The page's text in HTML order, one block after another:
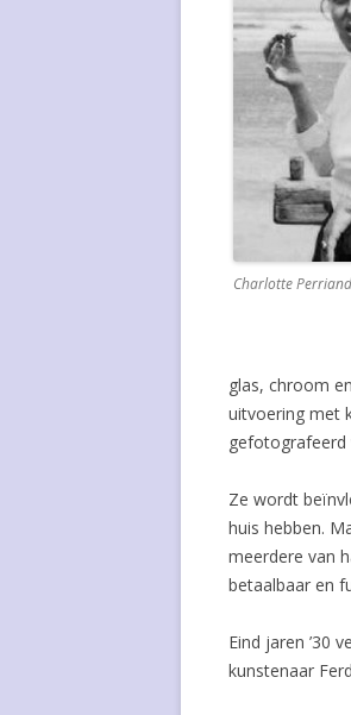
Charlotte Perriand
glas, chroom
uitvoering met
gefotografeerd
Ze wordt
huis hebben.
meerdere van
betaalbaar en
Eind jaren ’30
kunstenaar